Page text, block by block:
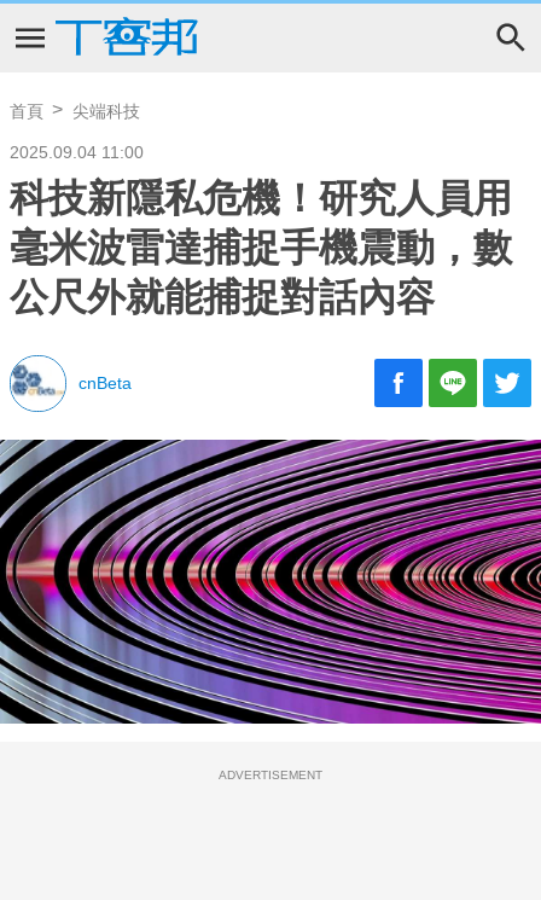
首頁 尖端科技
2025.09.04 11:00
科技新隱私危機！研究人員用
毫米波雷達捕捉手機震動，數
公尺外就能捕捉對話內容
cnBeta
ADVERTISEMENT